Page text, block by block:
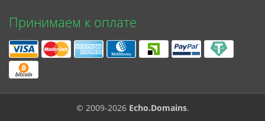
Принимаем к оплате
© 2009-2026 Echo.Domains.